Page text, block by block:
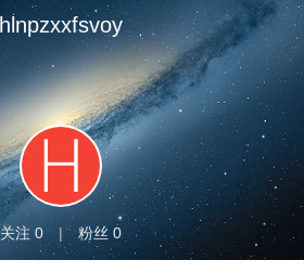
hlnpzxxfsvoy
关注 0 | 粉丝 0